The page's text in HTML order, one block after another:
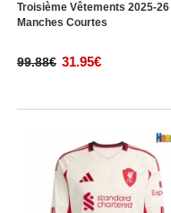
Troisième Vêtements 2025-26
Manches Courtes
99.88€ 31.95€